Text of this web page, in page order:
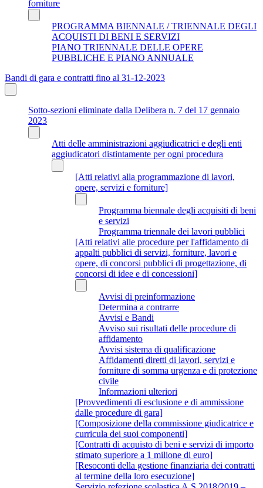
forniture
PROGRAMMA BIENNALE / TRIENNALE DEGLI
ACQUISTI DI BENI E SERVIZI
PIANO TRIENNALE DELLE OPERE
PUBBLICHE E PIANO ANNUALE
Bandi di gara e contratti fino al 31-12-2023
Sotto-sezioni eliminate dalla Delibera n. 7 del 17 gennaio
2023
Atti delle amministrazioni aggiudicatrici e degli enti
aggiudicatori distintamente per ogni procedura
[Atti relativi alla programmazione di lavori,
opere, servizi e forniture]
Programma biennale degli acquisiti di beni
e servizi
Programma triennale dei lavori pubblici
[Atti relativi alle procedure per l'affidamento di
appalti pubblici di servizi, forniture, lavori e
opere, di concorsi pubblici di progettazione, di
concorsi di idee e di concessioni]
Avvisi di preinformazione
Determina a contrarre
Avvisi e Bandi
Avviso sui risultati delle procedure di
affidamento
Avvisi sistema di qualificazione
Affidamenti diretti di lavori, servizi e
forniture di somma urgenza e di protezione
civile
Informazioni ulteriori
[Provvedimenti di esclusione e di ammissione
dalle procedure di gara]
[Composizione della commissione giudicatrice e
curricula dei suoi componenti]
[Contratti di acquisto di beni e servizi di importo
stimato superiore a 1 milione di euro]
[Resoconti della gestione finanziaria dei contratti
al termine della loro esecuzione]